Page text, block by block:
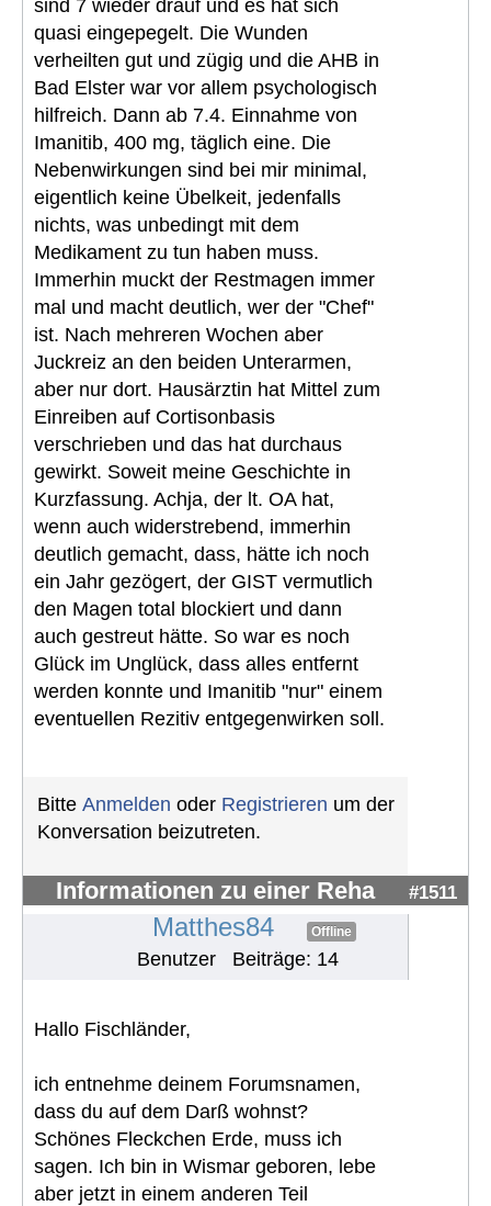
sind 7 wieder drauf und es hat sich
quasi eingepegelt. Die Wunden
verheilten gut und zügig und die AHB in
Bad Elster war vor allem psychologisch
hilfreich. Dann ab 7.4. Einnahme von
Imanitib, 400 mg, täglich eine. Die
Nebenwirkungen sind bei mir minimal,
eigentlich keine Übelkeit, jedenfalls
nichts, was unbedingt mit dem
Medikament zu tun haben muss.
Immerhin muckt der Restmagen immer
mal und macht deutlich, wer der "Chef"
ist. Nach mehreren Wochen aber
Juckreiz an den beiden Unterarmen,
aber nur dort. Hausärztin hat Mittel zum
Einreiben auf Cortisonbasis
verschrieben und das hat durchaus
gewirkt. Soweit meine Geschichte in
Kurzfassung. Achja, der lt. OA hat,
wenn auch widerstrebend, immerhin
deutlich gemacht, dass, hätte ich noch
ein Jahr gezögert, der GIST vermutlich
den Magen total blockiert und dann
auch gestreut hätte. So war es noch
Glück im Unglück, dass alles entfernt
werden konnte und Imanitib "nur" einem
eventuellen Rezitiv entgegenwirken soll.
Bitte Anmelden oder Registrieren um der
Konversation beizutreten.
Informationen zu einer Reha #1511
Matthes84 Offline
Benutzer Beiträge: 14
Hallo Fischländer,
ich entnehme deinem Forumsnamen,
dass du auf dem Darß wohnst?
Schönes Fleckchen Erde, muss ich
sagen. Ich bin in Wismar geboren, lebe
aber jetzt in einem anderen Teil